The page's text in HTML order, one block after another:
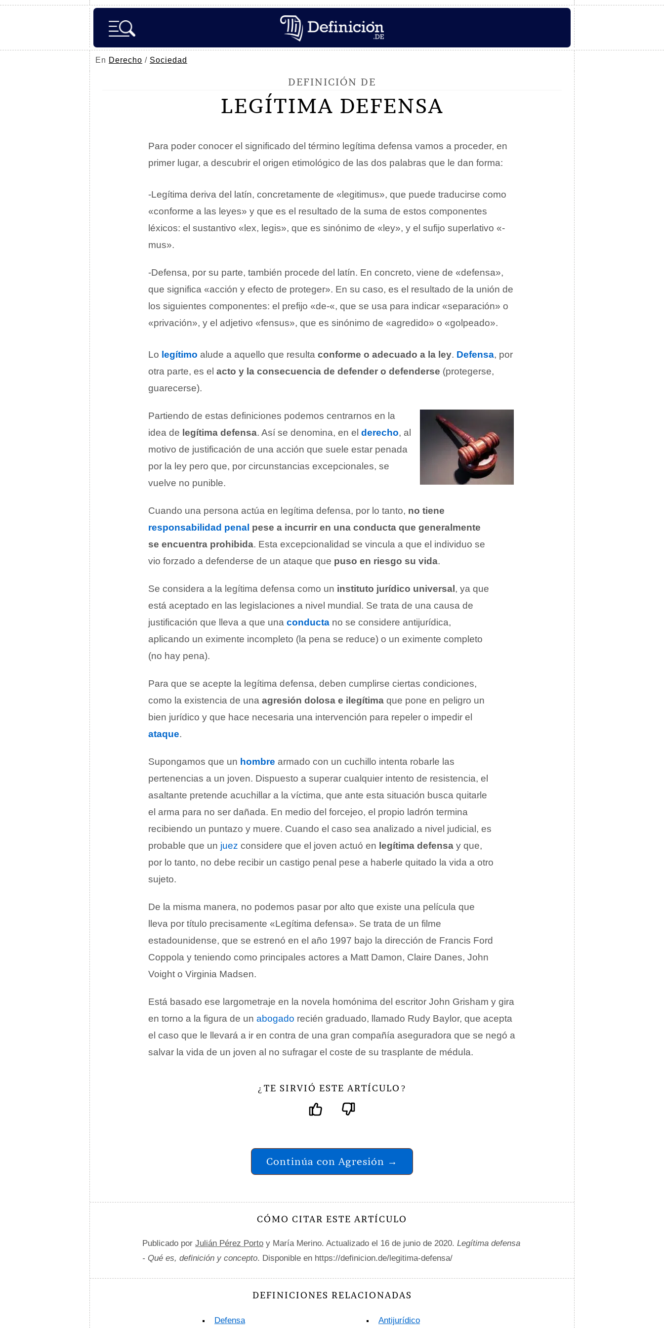
En Derecho / Sociedad
DEFINICIÓN DE
LEGÍTIMA DEFENSA
Para poder conocer el significado del término legítima defensa vamos a proceder, en
primer lugar, a descubrir el origen etimológico de las dos palabras que le dan forma:
-Legítima deriva del latín, concretamente de «legitimus», que puede traducirse como
«conforme a las leyes» y que es el resultado de la suma de estos componentes
léxicos: el sustantivo «lex, legis», que es sinónimo de «ley», y el sufijo superlativo «-
mus».
-Defensa, por su parte, también procede del latín. En concreto, viene de «defensa»,
que significa «acción y efecto de proteger». En su caso, es el resultado de la unión de
los siguientes componentes: el prefijo «de-«, que se usa para indicar «separación» o
«privación», y el adjetivo «fensus», que es sinónimo de «agredido» o «golpeado».
Lo legítimo alude a aquello que resulta conforme o adecuado a la ley. Defensa, por
otra parte, es el acto y la consecuencia de defender o defenderse (protegerse,
guarecerse).
Partiendo de estas definiciones podemos centrarnos en la
idea de legítima defensa. Así se denomina, en el derecho, al
motivo de justificación de una acción que suele estar penada
por la ley pero que, por circunstancias excepcionales, se
vuelve no punible.
Cuando una persona actúa en legítima defensa, por lo tanto, no tiene
responsabilidad penal pese a incurrir en una conducta que generalmente
se encuentra prohibida. Esta excepcionalidad se vincula a que el individuo se
vio forzado a defenderse de un ataque que puso en riesgo su vida.
Se considera a la legítima defensa como un instituto jurídico universal , ya que
está aceptado en las legislaciones a nivel mundial. Se trata de una causa de
justificación que lleva a que una conducta no se considere antijurídica,
aplicando un eximente incompleto (la pena se reduce) o un eximente completo
(no hay pena).
Para que se acepte la legítima defensa, deben cumplirse ciertas condiciones,
como la existencia de una agresión dolosa e ilegítima que pone en peligro un
bien jurídico y que hace necesaria una intervención para repeler o impedir el
ataque.
Supongamos que un hombre armado con un cuchillo intenta robarle las
pertenencias a un joven. Dispuesto a superar cualquier intento de resistencia, el
asaltante pretende acuchillar a la víctima, que ante esta situación busca quitarle
el arma para no ser dañada. En medio del forcejeo, el propio ladrón termina
recibiendo un puntazo y muere. Cuando el caso sea analizado a nivel judicial, es
probable que un juez considere que el joven actuó en legítima defensa y que,
por lo tanto, no debe recibir un castigo penal pese a haberle quitado la vida a otro
sujeto.
De la misma manera, no podemos pasar por alto que existe una película que
lleva por título precisamente «Legítima defensa». Se trata de un filme
estadounidense, que se estrenó en el año 1997 bajo la dirección de Francis Ford
Coppola y teniendo como principales actores a Matt Damon, Claire Danes, John
Voight o Virginia Madsen.
Está basado ese largometraje en la novela homónima del escritor John Grisham y gira
en torno a la figura de un abogado recién graduado, llamado Rudy Baylor, que acepta
el caso que le llevará a ir en contra de una gran compañía aseguradora que se negó a
salvar la vida de un joven al no sufragar el coste de su trasplante de médula.
¿ TE SIRVIÓ ESTE ARTÍCULO ?
Continúa con Agresión →
CÓMO CITAR ESTE ARTÍCULO
Publicado por Julián Pérez Porto y María Merino. Actualizado el 16 de junio de 2020. Legítima defensa
- Qué es, definición y concepto. Disponible en https://definicion.de/legitima-defensa/
DEFINICIONES RELACIONADAS
Defensa Antijurídico